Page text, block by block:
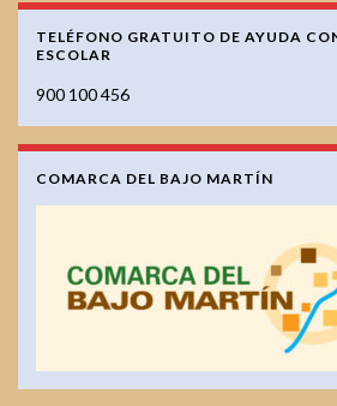
TELÉFONO GRATUITO DE AYUDA
ESCOLAR
900 100 456
COMARCA DEL BAJO MARTÍN